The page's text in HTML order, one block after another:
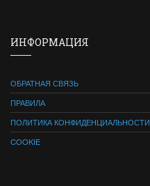
ИНФОРМАЦИЯ
ОБРАТНАЯ СВЯЗЬ
ПРАВИЛА
ПОЛИТИКА КОНФИДЕНЦИАЛЬНОСТИ
COOKIE